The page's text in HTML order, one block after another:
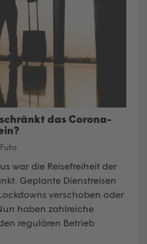
das Corona-
war die Reisefreiheit der
Geplante Dienstreisen
verschoben oder
haben zahlreiche
regulären Betrieb